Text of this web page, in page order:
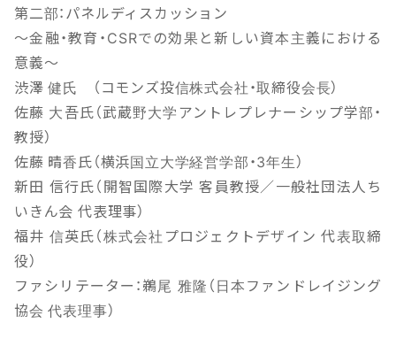
第二部：パネルディスカッション
～金融・教育・CSRでの効果と新しい資本主義における
意義～
渋澤 健氏 （コモンズ投信株式会社・取締役会長）
佐藤 大吾氏（武蔵野大学アントレプレナーシップ学部・
教授）
佐藤 晴香氏（横浜国立大学経営学部・3年生）
新田 信行氏（開智国際大学 客員教授／一般社団法人ち
いきん会 代表理事）
福井 信英氏（株式会社プロジェクトデザイン 代表取締
役）
ファシリテーター：鵜尾 雅隆（日本ファンドレイジング
協会 代表理事）